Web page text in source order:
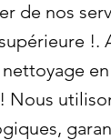
de nos
!.
Nous